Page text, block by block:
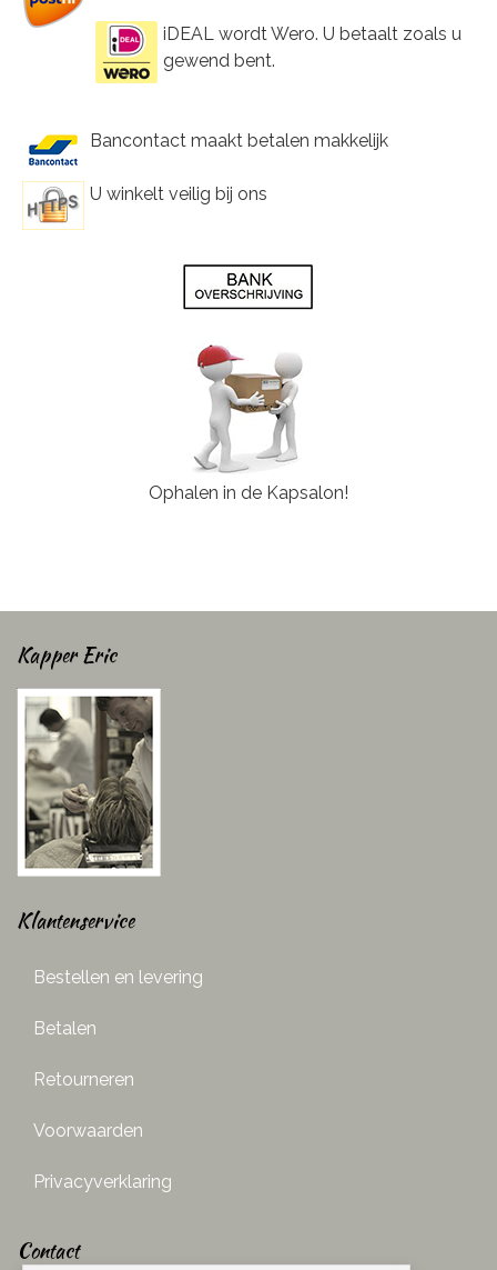
iDEAL wordt Wero. U betaalt zoals u
gewend bent.
Bancontact maakt betalen makkelijk
U winkelt veilig bij ons
Ophalen in de Kapsalon!
Kapper Eric
Klantenservice
Bestellen en levering
Betalen
Retourneren
Voorwaarden
Privacyverklaring
Contact